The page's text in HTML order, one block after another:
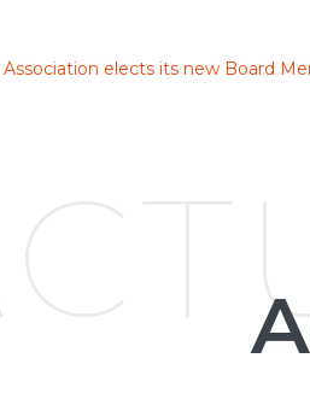
elects its new Board